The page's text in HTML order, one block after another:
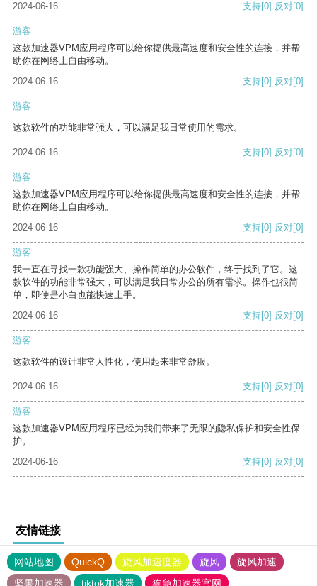
2024-06-16 支持[0] 反对[0]
游客
这款加速器VPM应用程序可以给你提供最高速度和安全性的连接，并帮
助你在网络上自由移动。
2024-06-16
支持[0] 反对[0]
游客
这款软件的功能非常强大，可以满足我日常使用的需求。
2024-06-16 支持[0] 反对[0]
游客
这款加速器VPM应用程序可以给你提供最高速度和安全性的连接，并帮
助你在网络上自由移动。
2024-06-16
支持[0] 反对[0]
游客
我一直在寻找一款功能强大、操作简单的办公软件，终于找到了它。这
款软件的功能非常强大，可以满足我日常办公的所有需求。操作也很简
单，即使是小白也能快速上手。
2024-06-16
支持[0] 反对[0]
游客
这款软件的设计非常人性化，使用起来非常舒服。
2024-06-16 支持[0] 反对[0]
游客
这款加速器VPM应用程序已经为我们带来了无限的隐私保护和安全性保
护。
2024-06-16
支持[0] 反对[0]
友情链接
网站地图 QuickQ 旋风加速度器 旋风
旋风加速
坚果加速器
tiktok加速器 狗急加速器官网